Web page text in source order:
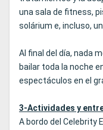
una sala de fitness,
solárium e, incluso,
Al final del día, nada
bailar toda la noche
espectáculos en el
3-Actividades y
A bordo del Celebrity